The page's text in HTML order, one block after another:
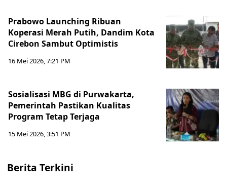
Prabowo Launching Ribuan
Koperasi Merah Putih, Dandim Kota
Cirebon Sambut Optimistis
16 Mei 2026, 7:21 PM
Sosialisasi MBG di Purwakarta,
Pemerintah Pastikan Kualitas
Program Tetap Terjaga
15 Mei 2026, 3:51 PM
Berita Terkini